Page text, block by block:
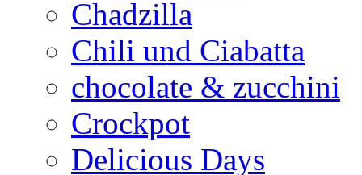
Chadzilla
Chili und Ciabatta
chocolate & zucchini
Crockpot
Delicious Days